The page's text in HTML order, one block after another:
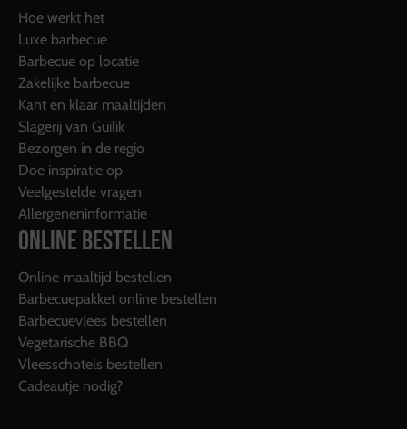
Hoe werkt het
Luxe barbecue
Barbecue op locatie
Zakelijke barbecue
Kant en klaar maaltijden
Slagerij van Guilik
Bezorgen in de regio
Doe inspiratie op
Veelgestelde vragen
Allergeneninformatie
ONLINE BESTELLEN
Online maaltijd bestellen
Barbecuepakket online bestellen
Barbecuevlees bestellen
Vegetarische BBQ
Vleesschotels bestellen
Cadeautje nodig?